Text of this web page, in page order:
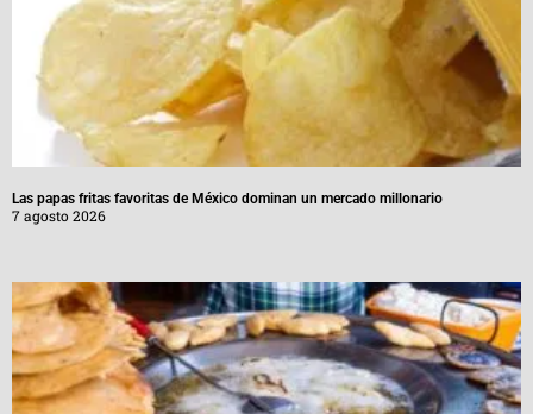
Las papas fritas favoritas de México dominan un mercado millonario
7 agosto 2026